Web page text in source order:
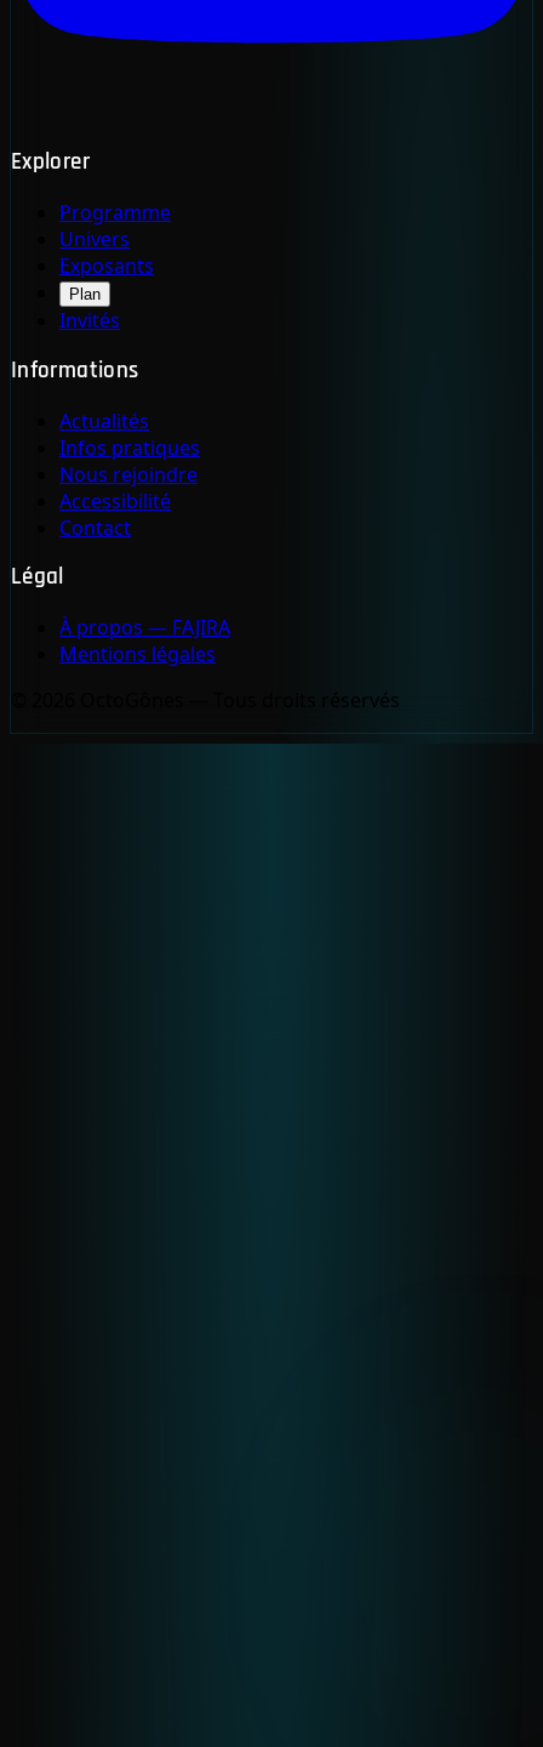
Explorer
Programme
Univers
Exposants
Plan
Invités
Informations
Actualités
Infos pratiques
Nous rejoindre
Accessibilité
Contact
Légal
À propos — FAJIRA
Mentions légales
© 2026 OctoGônes — Tous droits réservés